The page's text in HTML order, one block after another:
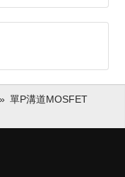
單P溝道MOSFET